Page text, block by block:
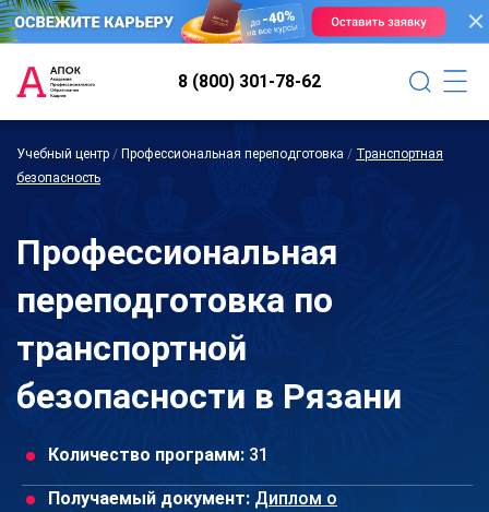
8 (800) 301-78-62
Учебный центр / Профессиональная переподготовка / Транспортная
безопасность
Профессиональная
переподготовка по
транспортной
безопасности в Рязани
Количество программ: 31
Получаемый документ: Диплом о